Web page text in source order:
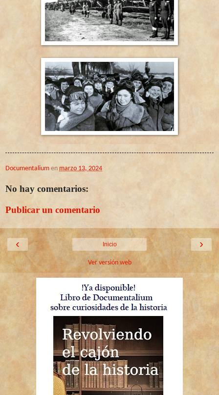
Documentalium en marzo 13, 2024
No hay comentarios:
Publicar un comentario
‹ ›
Inicio
Ver versión web